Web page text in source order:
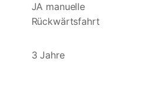
JA manuelle
Rückwärtsfahrt
3 Jahre